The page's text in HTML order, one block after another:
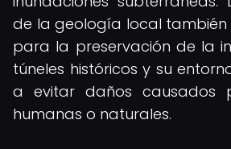
de la geología local
para la preservación de la
túneles históricos y su
a evitar daños causados
humanas o naturales.